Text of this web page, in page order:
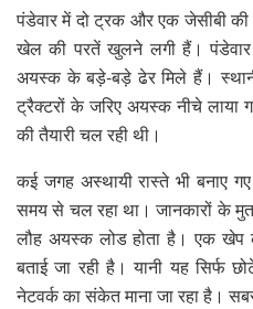
पंडेवार में दो ट्रक और एक जेसीबी
खेल की परतें खुलने लगी हैं।
अयस्क के बड़े-बड़े ढेर मिले हैं।
ट्रैक्टरों के जरिए अयस्क नीचे लाया
की तैयारी चल रही थी।
कई जगह अस्थायी रास्ते भी बनाए
समय से चल रहा था। जानकारों के
लौह अयस्क लोड होता है। एक
बताई जा रही है। यानी यह सिर्फ
नेटवर्क का संकेत माना जा रहा है।